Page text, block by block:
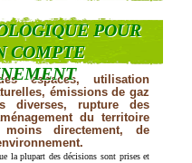
POUR
COMPTE
espaces, utilisation
émissions de gaz
diverses, rupture des
du territoire
directement, de
la plupart des décisions sont prises et